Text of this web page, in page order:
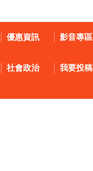
優惠資訊 影音專區
社會政治 我要投稿